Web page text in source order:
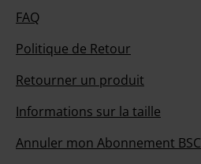
FAQ
Politique de Retour
Retourner un produit
Informations sur la taille
Annuler mon Abonnement BSC